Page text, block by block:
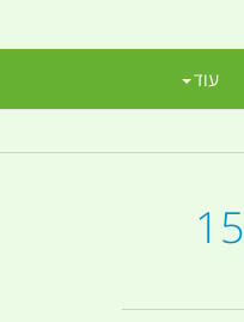
עוד
גלגלת מים אוטומטית קפיצית 15